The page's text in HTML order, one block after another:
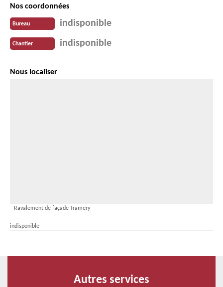
Nos coordonnées
Bureau indisponible
Chantier indisponible
Nous localiser
Ravalement de façade Tramery
indisponible
Autres services